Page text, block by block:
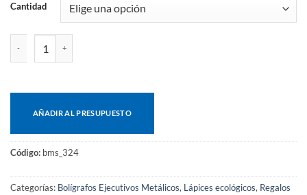
Cantidad
AÑADIR AL PRESUPUESTO
Código: bms_324
Categorías: Bolígrafos Ejecutivos Metálicos, Lápices ecológicos, Regalos